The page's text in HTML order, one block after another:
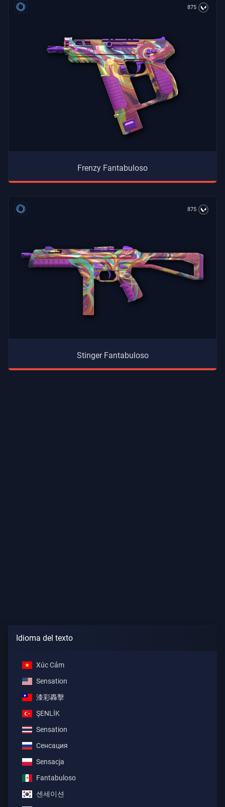
875
Frenzy Fantabuloso
875
Stinger Fantabuloso
Idioma del texto
Xúc Cảm
Sensation
漆彩轟擊
ŞENLİK
Sensation
Сенсация
Sensacja
Fantabuloso
센세이션